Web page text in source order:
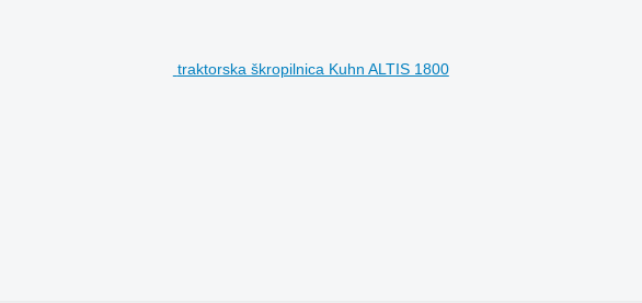
traktorska škropilnica Kuhn ALTIS 1800